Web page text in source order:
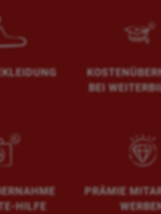
BEI
HILFE
PRÄMIE